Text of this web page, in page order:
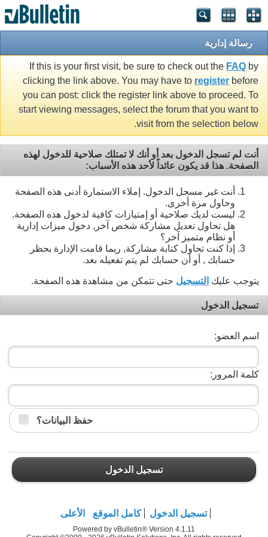
رسالة إدارية
If this is your first visit, be sure to check out the FAQ by
clicking the link above. You may have to register before
you can post: click the register link above to proceed. To
start viewing messages, select the forum that you want to
visit from the selection below.
أنت لم تسجل الدخول بعد أو أنك لا تمتلك صلاحية للدخول لهذه
الصفحة. هذا قد يكون عائداً لأحد هذه الأسباب:
أنت غير مسجل الدخول. إملاء الاستمارة أدنى هذه الصفحة
وحاول مرة أخرى.
ليست لديك صلاحية أو إمتيازات كافية لدخول هذه الصفحة.
هل تحاول تعديل مشاركة شخص آخر, دخول ميزات إدارية
أو نظام متميز آخر؟
إذا كنت تحاول كتابة مشاركة, ربما قامت الإدارة بحظر
حسابك , أو أن حسابك لم يتم تفعيله بعد.
يتوجب عليك التسجيل حتى تتمكن من مشاهدة هذه الصفحة.
تسجيل الدخول
اسم العضو:
كلمة المرور:
حفظ البيانات؟
تسجيل الدخول
تسجيل الدخول كامل الموقع الأعلى
Powered by vBulletin® Version 4.1.11